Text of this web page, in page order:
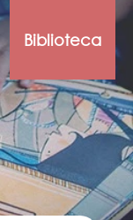
Biblioteca